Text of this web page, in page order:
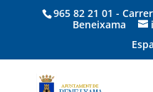
965 82 21 01 -
Beneixama